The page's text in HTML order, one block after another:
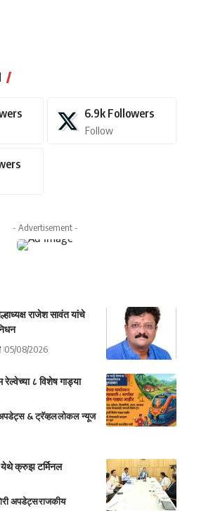
6.9k Followers
Follow
- Advertisement -
राजेश सावंत यांचे
05/08/2026
रेल्वेच्या ८ विशेष गाड्या
& ट्रॅव्हललोकल न्यूज
येथे क्रुझ टर्मिनल
अपडेट्सराजकीय